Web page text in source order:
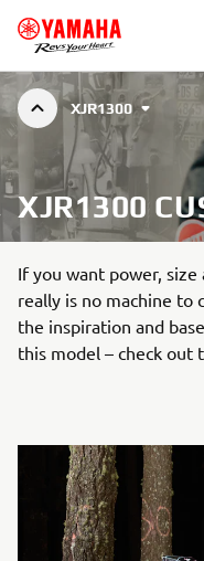
XJR1300
XJR1300
If you want power,
really is no machine to
the inspiration and
this model – check out